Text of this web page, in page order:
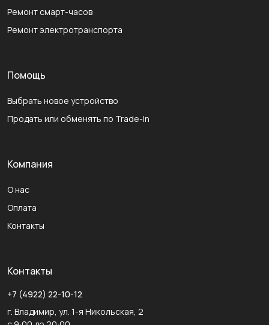
Ремонт смарт-часов
Ремонт электротранспорта
Помощь
Выбрать новое устройство
Продать или обменять по Trade-In
Компания
О нас
Оплата
Контакты
Контакты
+7 (4922) 22-10-12
г. Владимир, ул. 1-я Никольская, 2